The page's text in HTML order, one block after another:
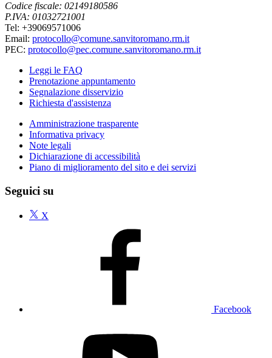
Codice fiscale: 02149180586
P.IVA: 01032721001
Tel: +39069571006
Email: protocollo@comune.sanvitoromano.rm.it
PEC: protocollo@pec.comune.sanvitoromano.rm.it
Leggi le FAQ
Prenotazione appuntamento
Segnalazione disservizio
Richiesta d'assistenza
Amministrazione trasparente
Informativa privacy
Note legali
Dichiarazione di accessibilità
Piano di miglioramento del sito e dei servizi
Seguici su
X
Facebook